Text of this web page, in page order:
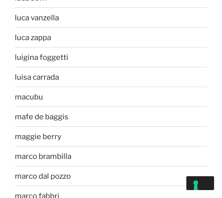
luca vanzella
luca zappa
luigina foggetti
luisa carrada
macubu
mafe de baggis
maggie berry
marco brambilla
marco dal pozzo
marco fabbri